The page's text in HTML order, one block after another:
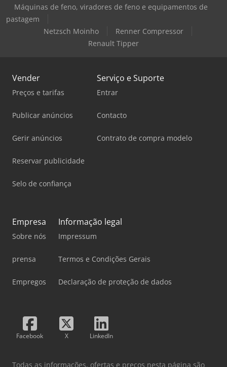
Máquinas de feno, viradores de feno e equipamentos de
pastagem
Netzsch Moinho
Renner Compressor
Renault Tipper
Vender
Preços e tarifas
Publicar anúncios
Gerir anúncios
Reservar publicidade
Selo de confiança
Serviço e Suporte
Entrar
Contacto
Contrato de compra modelo
Empresa
Sobre nós
prensa
Empregos
Informação legal
Impressum
Termos e Condições Gerais
Declaração de proteção de dados
Facebook X LinkedIn
Todas as informações, ofertas e preços nesta página são